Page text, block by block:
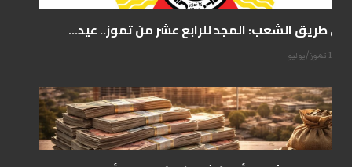
على طريق الشعب: المجد للرابع عشر من تموز.. عيد...
14 تموز/يوليو